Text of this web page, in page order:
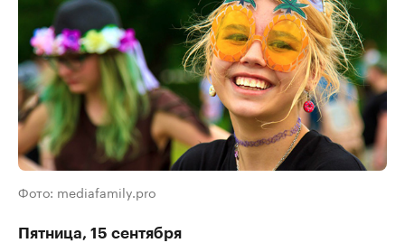
Фото: mediafamily.pro
Пятница, 15 сентября